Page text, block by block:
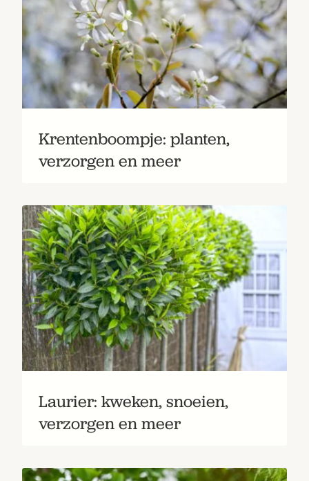
Krentenboompje: planten,
verzorgen en meer
Laurier: kweken, snoeien,
verzorgen en meer